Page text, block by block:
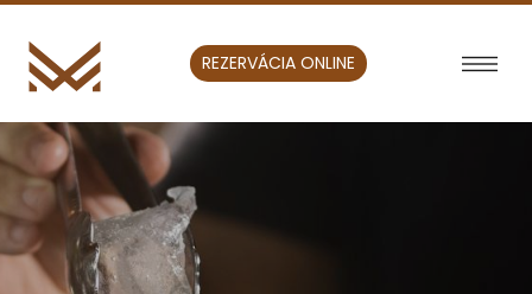
REZERVÁCIA ONLINE